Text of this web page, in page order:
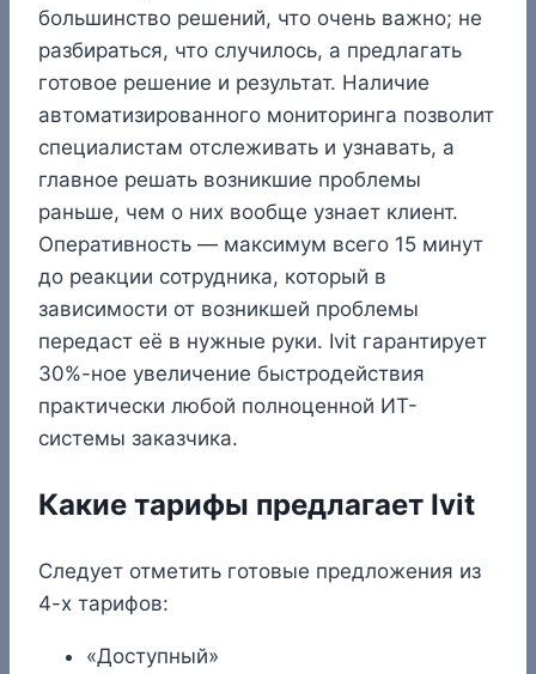
большинство решений, что очень важно; не
разбираться, что случилось, а предлагать
готовое решение и результат. Наличие
автоматизированного мониторинга позволит
специалистам отслеживать и узнавать, а
главное решать возникшие проблемы
раньше, чем о них вообще узнает клиент.
Оперативность — максимум всего 15 минут
до реакции сотрудника, который в
зависимости от возникшей проблемы
передаст её в нужные руки. Ivit гарантирует
30%-ное увеличение быстродействия
практически любой полноценной ИТ-
системы заказчика.
Какие тарифы предлагает Ivit
Следует отметить готовые предложения из
4-х тарифов:
«Доступный»